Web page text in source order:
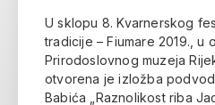
U sklopu 8. Kvarnerskog
tradicije – Fiumare 2019., u
Prirodoslovnog muzeja
otvorena je izložba
Babića „Raznolikost riba